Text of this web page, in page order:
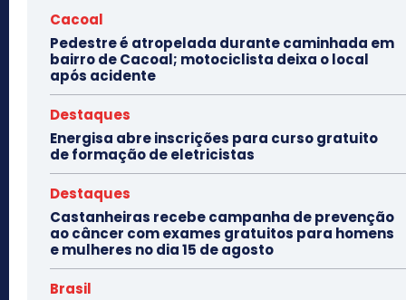
Cacoal
Pedestre é atropelada durante caminhada em
bairro de Cacoal; motociclista deixa o local
após acidente
Destaques
Energisa abre inscrições para curso gratuito
de formação de eletricistas
Destaques
Castanheiras recebe campanha de prevenção
ao câncer com exames gratuitos para homens
e mulheres no dia 15 de agosto
Brasil